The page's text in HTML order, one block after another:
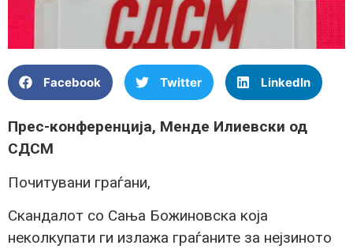
Facebook Twitter LinkedIn
Прес-конференција, Менде Илиевски од
СДСМ
Почитувани граѓани,
Скандалот со Сања Божиновска која
неколкупати ги излажа граѓаните за нејзиното